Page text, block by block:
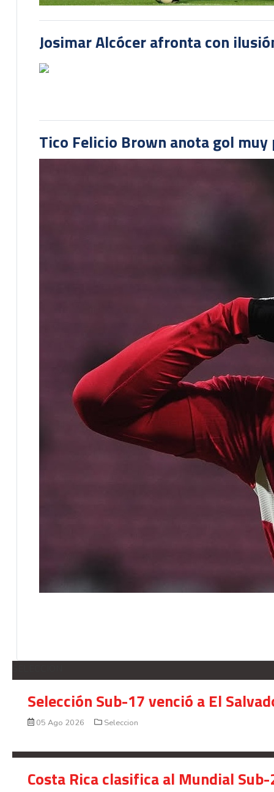
Josimar Alcócer afronta con
Tico Felicio Brown anota gol muy
Selección Sub-17 venció a El
05 Ago 2026 Seleccion
Costa Rica clasifica al Mundial